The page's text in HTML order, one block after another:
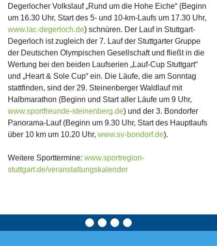
Degerlocher Volkslauf „Rund um die Hohe Eiche“ (Beginn
um 16.30 Uhr, Start des 5- und 10-km-Laufs um 17.30 Uhr,
www.lac-degerloch.de) schnüren. Der Lauf in Stuttgart-
Degerloch ist zugleich der 7. Lauf der Stuttgarter Gruppe
der Deutschen Olympischen Gesellschaft und fließt in die
Wertung bei den beiden Laufserien „Lauf-Cup Stuttgart“
und „Heart & Sole Cup“ ein. Die Läufe, die am Sonntag
stattfinden, sind der 29. Steinenberger Waldlauf mit
Halbmarathon (Beginn und Start aller Läufe um 9 Uhr,
www.sportfreunde-steinenberg.de) und der 3. Bondorfer
Panorama-Lauf (Beginn um 9.30 Uhr, Start des Hauptlaufs
über 10 km um 10.20 Uhr, www.sv-bondorf.de).
Weitere Sporttermine: www.sportregion-
stuttgart.de/veranstaltungskalender